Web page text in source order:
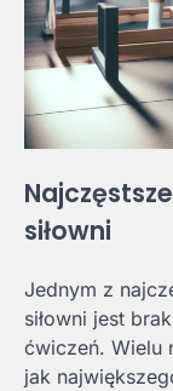
siłowni
Jednym z
siłowni jest
ćwiczeń. Wielu
jak